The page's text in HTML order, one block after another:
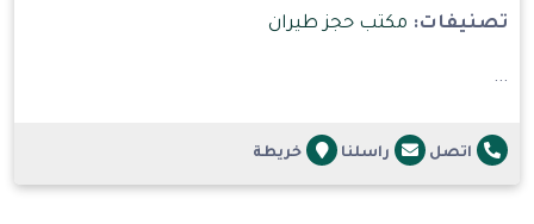
تصنيفات: مكتب حجز طيران
...
اتصل راسلنا خريطة